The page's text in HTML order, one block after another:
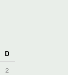
D
2